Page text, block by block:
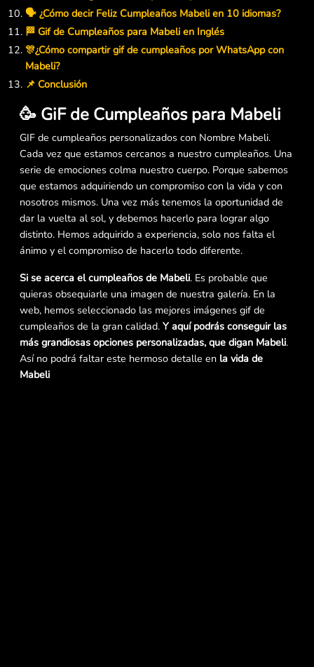
🗣️ ¿Cómo decir Feliz Cumpleaños Mabeli en 10 idiomas?
🏁 Gif de Cumpleaños para Mabeli en Inglés
🎊¿Cómo compartir gif de cumpleaños por WhatsApp con
Mabeli?
📌 Conclusión
🥳 GiF de Cumpleaños para Mabeli
GIF de cumpleaños personalizados con Nombre Mabeli.
Cada vez que estamos cercanos a nuestro cumpleaños. Una
serie de emociones colma nuestro cuerpo. Porque sabemos
que estamos adquiriendo un compromiso con la vida y con
nosotros mismos. Una vez más tenemos la oportunidad de
dar la vuelta al sol, y debemos hacerlo para lograr algo
distinto. Hemos adquirido a experiencia, solo nos falta el
ánimo y el compromiso de hacerlo todo diferente.
Si se acerca el cumpleaños de Mabeli. Es probable que
quieras obsequiarle una imagen de nuestra galería. En la
web, hemos seleccionado las mejores imágenes gif de
cumpleaños de la gran calidad. Y aquí podrás conseguir las
más grandiosas opciones personalizadas, que digan Mabeli.
Así no podrá faltar este hermoso detalle en la vida de
Mabeli